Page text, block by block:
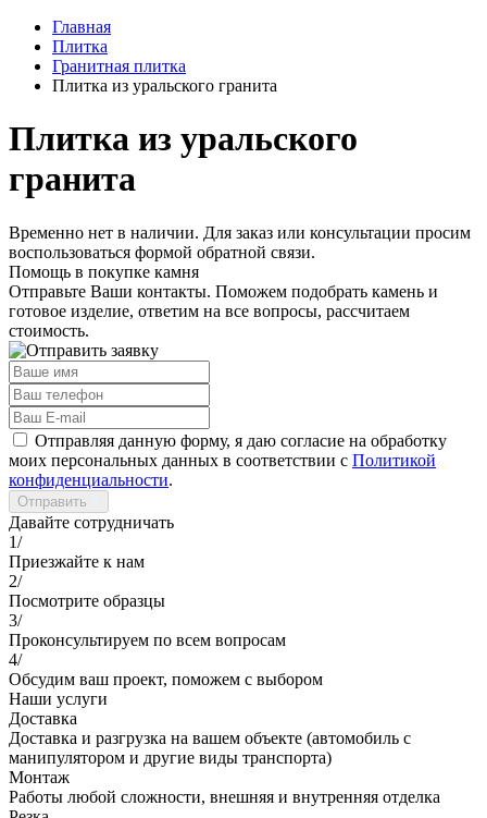
Главная
Плитка
Гранитная плитка
Плитка из уральского гранита
Плитка из уральского
гранита
Временно нет в наличии. Для заказ или консультации просим
воспользоваться формой обратной связи.
Помощь в покупке камня
Отправьте Ваши контакты. Поможем подобрать камень и
готовое изделие, ответим на все вопросы, рассчитаем
стоимость.
Отправляя данную форму, я даю согласие на обработку
моих персональных данных в соответствии с Политикой
конфиденциальности.
Отправить
Давайте сотрудничать
1/
Приезжайте к нам
2/
Посмотрите образцы
3/
Проконсультируем по всем вопросам
4/
Обсудим ваш проект, поможем с выбором
Наши услуги
Доставка
Доставка и разгрузка на вашем объекте (автомобиль с
манипулятором и другие виды транспорта)
Монтаж
Работы любой сложности, внешняя и внутренняя отделка